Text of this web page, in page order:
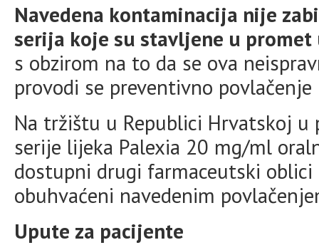
Navedena kontaminacija nije
serija koje su stavljene u
s obzirom na to da se ova
provodi se preventivno
Na tržištu u Republici Hrvatskoj
serije lijeka Palexia 20 mg/ml
dostupni drugi farmaceutski
obuhvaćeni navedenim
Upute za pacijente